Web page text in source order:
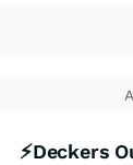
⚡Deckers